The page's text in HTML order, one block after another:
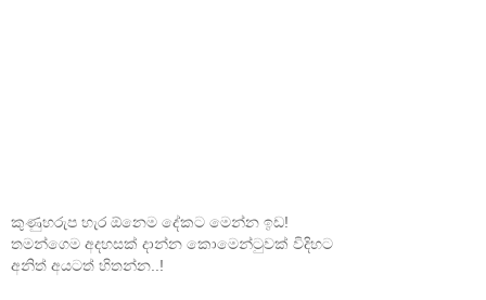
කුණුහරුප හැර ඕනෙම දේකට මෙන්න ඉඩ!
තමන්ගෙම අදහසක් දාන්න කොමෙන්ටුවක් විදිහට
අනිත් අයටත් හිතන්න..!